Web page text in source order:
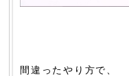
間違ったやり方で、